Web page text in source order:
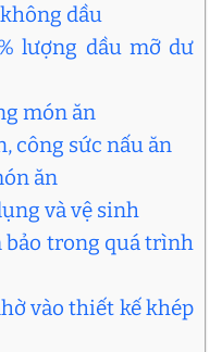
dầu
lượng dầu mỡ dư
món ăn
công sức nấu ăn
ăn
và vệ sinh
bảo trong quá trình
vào thiết kế khép